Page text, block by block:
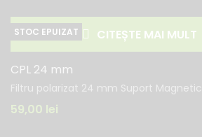
CITEȘTE MAI MULT
CPL 24 mm
Filtru polarizat 24 mm Suport Magnetic
59,00 lei